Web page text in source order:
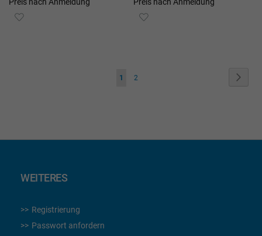
ZUR
ZUR
Seite
Sie
1 Seite
2
WEITERES
Registrierung
Passwort anfordern